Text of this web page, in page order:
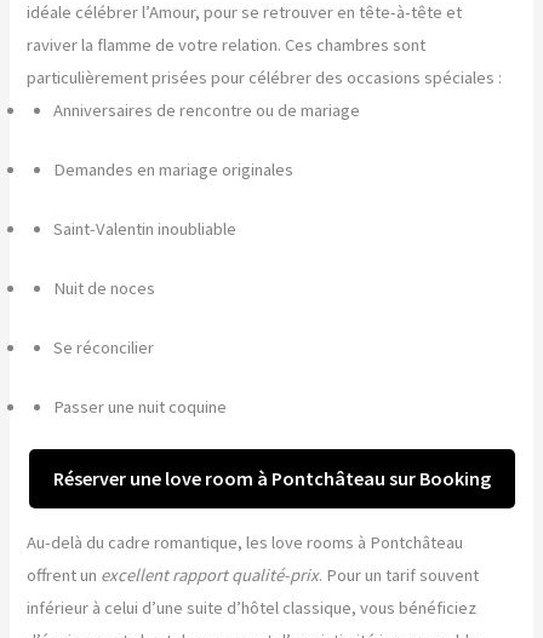
idéale célébrer l’Amour, pour se retrouver en tête-à-tête et
raviver la flamme de votre relation. Ces chambres sont
particulièrement prisées pour célébrer des occasions spéciales :
Anniversaires de rencontre ou de mariage
Demandes en mariage originales
Saint-Valentin inoubliable
Nuit de noces
Se réconcilier
Passer une nuit coquine
Réserver une love room à Pontchâteau sur Booking
Au-delà du cadre romantique, les love rooms à Pontchâteau
offrent un excellent rapport qualité-prix. Pour un tarif souvent
inférieur à celui d’une suite d’hôtel classique, vous bénéficiez